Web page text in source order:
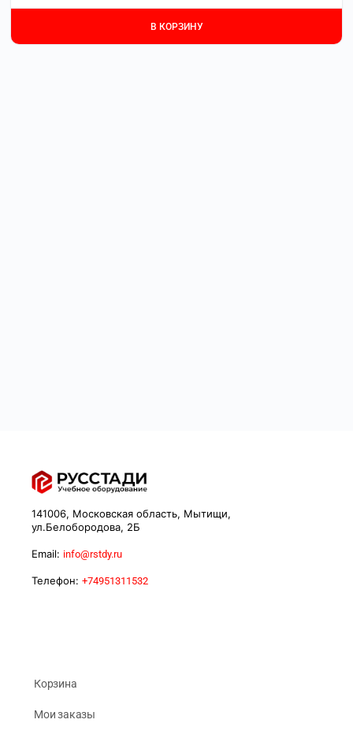
В КОРЗИНУ
141006, Московская область, Мытищи,
ул.Белобородова, 2Б
Email: info@rstdy.ru
Телефон: +74951311532
Корзина
Мои заказы